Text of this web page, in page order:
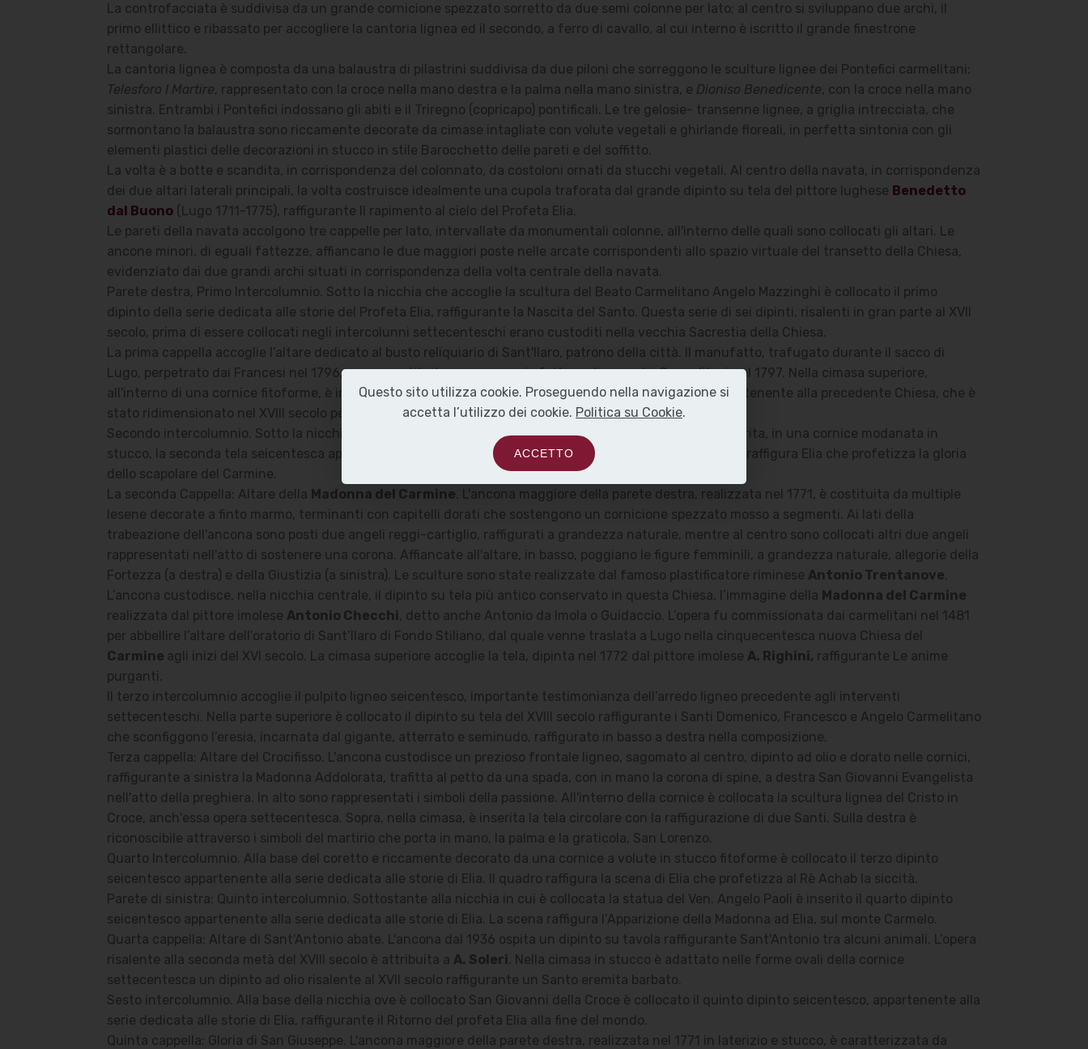
La controfacciata è suddivisa da un grande cornicione spezzato sorretto da due semi colonne per lato; al centro si sviluppano due archi, il
primo ellittico e ribassato per accogliere la cantoria lignea ed il secondo, a ferro di cavallo, al cui interno è iscritto il grande finestrone
rettangolare.
La cantoria lignea è composta da una balaustra di pilastrini suddivisa da due piloni che sorreggono le sculture lignee dei Pontefici carmelitani:
Telesforo I Martire, rappresentato con la croce nella mano destra e la palma nella mano sinistra, e Dioniso Benedicente, con la croce nella mano
sinistra. Entrambi i Pontefici indossano gli abiti e il Triregno (copricapo) pontificali. Le tre gelosie- transenne lignee, a griglia intrecciata, che
sormontano la balaustra sono riccamente decorate da cimase intagliate con volute vegetali e ghirlande floreali, in perfetta sintonia con gli
elementi plastici delle decorazioni in stucco in stile Barocchetto delle pareti e del soffitto.
La volta è a botte e scandita, in corrispondenza del colonnato, da costoloni ornati da stucchi vegetali. Al centro della navata, in corrispondenza
dei due altari laterali principali, la volta costruisce idealmente una cupola traforata dal grande dipinto su tela del pittore lughese Benedetto
dal Buono (Lugo 1711-1775), raffigurante Il rapimento al cielo del Profeta Elia.
Le pareti della navata accolgono tre cappelle per lato, intervallate da monumentali colonne, all'interno delle quali sono collocati gli altari. Le
ancone minori, di eguali fattezze, affiancano le due maggiori poste nelle arcate corrispondenti allo spazio virtuale del transetto della Chiesa,
evidenziato dai due grandi archi situati in corrispondenza della volta centrale della navata.
Parete destra, Primo Intercolumnio. Sotto la nicchia che accoglie la scultura del Beato Carmelitano Angelo Mazzinghi è collocato il primo
dipinto della serie dedicata alle storie del Profeta Elia, raffigurante la Nascita del Santo. Questa serie di sei dipinti, risalenti in gran parte al XVII
secolo, prima di essere collocati negli intercolunni settecenteschi erano custoditi nella vecchia Sacrestia della Chiesa.
La prima cappella accoglie l’altare dedicato al busto reliquiario di Sant'Ilaro, patrono della città. Il manufatto, trafugato durante il sacco di
Lugo, perpetrato dai Francesi nel 1796, venne sostituito con una copia fatta realizzare dai Carmelitani nel 1797. Nella cimasa superiore,
all'interno di una cornice fitoforme, è inserito il dipinto seicentesco, raffigurante una deposizione e appartenente alla precedente Chiesa, che è
stato ridimensionato nel XVIII secolo per essere adattato alla “nuova” ancona.
Secondo intercolumnio. Sotto la nicchia che accoglie la statua del Carmelitano San Pier Tommaso, è inserita, in una cornice modanata in
stucco, la seconda tela seicentesca appartenente alla serie dedicata alle storie del Profeta Elia. Il dipinto raffigura Elia che profetizza la gloria
dello scapolare del Carmine.
La seconda Cappella: Altare della Madonna del Carmine. L'ancona maggiore della parete destra, realizzata nel 1771, è costituita da multiple
lesene decorate a finto marmo, terminanti con capitelli dorati che sostengono un cornicione spezzato mosso a segmenti. Ai lati della
trabeazione dell'ancona sono posti due angeli reggi-cartiglio, raffigurati a grandezza naturale, mentre al centro sono collocati altri due angeli
rappresentati nell'atto di sostenere una corona. Affiancate all'altare, in basso, poggiano le figure femminili, a grandezza naturale, allegorie della
Fortezza (a destra) e della Giustizia (a sinistra). Le sculture sono state realizzate dal famoso plastificatore riminese Antonio Trentanove.
L’ancona custodisce, nella nicchia centrale, il dipinto su tela più antico conservato in questa Chiesa, l’immagine della Madonna del Carmine
realizzata dal pittore imolese Antonio Checchi, detto anche Antonio da Imola o Guidaccio. L’opera fu commissionata dai carmelitani nel 1481
per abbellire l’altare dell’oratorio di Sant’Ilaro di Fondo Stiliano, dal quale venne traslata a Lugo nella cinquecentesca nuova Chiesa del
Carmine agli inizi del XVI secolo. La cimasa superiore accoglie la tela, dipinta nel 1772 dal pittore imolese A. Righini, raffigurante Le anime
purganti.
Il terzo intercolumnio accoglie il pulpito ligneo seicentesco, importante testimonianza dell’arredo ligneo precedente agli interventi
settecenteschi. Nella parte superiore è collocato il dipinto su tela del XVIII secolo raffigurante i Santi Domenico, Francesco e Angelo Carmelitano
che sconfiggono l’eresia, incarnata dal gigante, atterrato e seminudo, raffigurato in basso a destra nella composizione.
Terza cappella: Altare del Crocifisso. L'ancona custodisce un prezioso frontale ligneo, sagomato al centro, dipinto ad olio e dorato nelle cornici,
raffigurante a sinistra la Madonna Addolorata, trafitta al petto da una spada, con in mano la corona di spine, a destra San Giovanni Evangelista
nell'atto della preghiera. In alto sono rappresentati i simboli della passione. All'interno della cornice è collocata la scultura lignea del Cristo in
Croce, anch'essa opera settecentesca. Sopra, nella cimasa, è inserita la tela circolare con la raffigurazione di due Santi. Sulla destra è
riconoscibile attraverso i simboli del martirio che porta in mano, la palma e la graticola, San Lorenzo.
Quarto Intercolumnio. Alla base del coretto e riccamente decorato da una cornice a volute in stucco fitoforme è collocato il terzo dipinto
seicentesco appartenente alla serie dedicata alle storie di Elia. Il quadro raffigura la scena di Elia che profetizza al Rè Achab la siccità.
Parete di sinistra: Quinto intercolumnio. Sottostante alla nicchia in cui è collocata la statua del Ven. Angelo Paoli è inserito il quarto dipinto
seicentesco appartenente alla serie dedicata alle storie di Elia. La scena raffigura l’Apparizione della Madonna ad Elia, sul monte Carmelo.
Quarta cappella: Altare di Sant'Antonio abate. L'ancona dal 1936 ospita un dipinto su tavola raffigurante Sant'Antonio tra alcuni animali. L’opera
risalente alla seconda metà del XVIII secolo è attribuita a A. Soleri. Nella cimasa in stucco è adattato nelle forme ovali della cornice
settecentesca un dipinto ad olio risalente al XVII secolo raffigurante un Santo eremita barbato.
Sesto intercolumnio. Alla base della nicchia ove è collocato San Giovanni della Croce è collocato il quinto dipinto seicentesco, appartenente alla
serie dedicata alle storie di Elia, raffigurante il Ritorno del profeta Elia alla fine del mondo.
Quinta cappella: Gloria di San Giuseppe. L'ancona maggiore della parete destra, realizzata nel 1771 in laterizio e stucco, è caratterizzata da
Questo sito utilizza cookie. Proseguendo nella navigazione si
accetta l’utilizzo dei cookie. Politica su Cookie.
ACCETTO